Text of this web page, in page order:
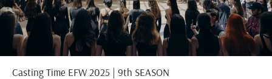
Casting Time EFW 2025 | 9th SEASON